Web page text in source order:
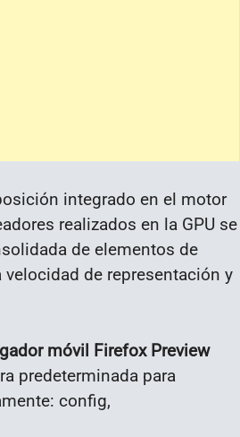
integrado en el motor
realizados en la GPU se
de elementos de
de representación y
móvil Firefox Preview
predeterminada para
config,